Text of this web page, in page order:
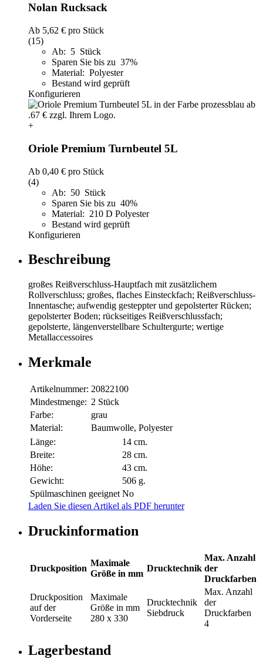
Nolan Rucksack
Ab 5,62 € pro Stück
(15)
Ab: 5 Stück
Sparen Sie bis zu 37%
Material: Polyester
Bestand wird geprüft
Konfigurieren
+
Oriole Premium Turnbeutel 5L
Ab 0,40 € pro Stück
(4)
Ab: 50 Stück
Sparen Sie bis zu 40%
Material: 210 D Polyester
Bestand wird geprüft
Konfigurieren
Beschreibung
großes Reißverschluss-Hauptfach mit zusätzlichem
Rollverschluss; großes, flaches Einsteckfach; Reißverschluss-
Innentasche; aufwendig gesteppter und gepolsterter Rücken;
gepolsterter Boden; rückseitiges Reißverschlussfach;
gepolsterte, längenverstellbare Schultergurte; wertige
Metallaccessoires
Merkmale
Artikelnummer: 20822100
Mindestmenge: 2 Stück
Farbe:
grau
Material:
Baumwolle, Polyester
Länge:
14 cm.
Breite:
28 cm.
Höhe:
43 cm.
Gewicht:
506 g.
Spülmaschinen geeignet No
Laden Sie diesen Artikel als PDF herunter
Druckinformation
Druckposition
Maximale
Größe in mm
Drucktechnik
Max. Anzahl
der
Druckfarben
Druckposition
auf der
Vorderseite
Maximale
Größe in mm
280 x 330
Drucktechnik
Siebdruck
Max. Anzahl
der
Druckfarben
4
Lagerbestand